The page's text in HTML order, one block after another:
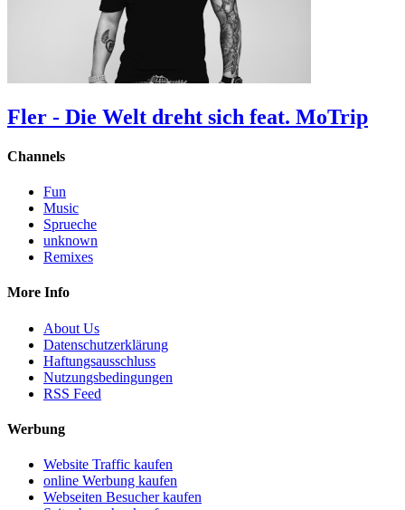
Fler - Die Welt dreht sich feat. MoTrip
Channels
Fun
Music
Sprueche
unknown
Remixes
More Info
About Us
Datenschutzerklärung
Haftungsausschluss
Nutzungsbedingungen
RSS Feed
Werbung
Website Traffic kaufen
online Werbung kaufen
Webseiten Besucher kaufen